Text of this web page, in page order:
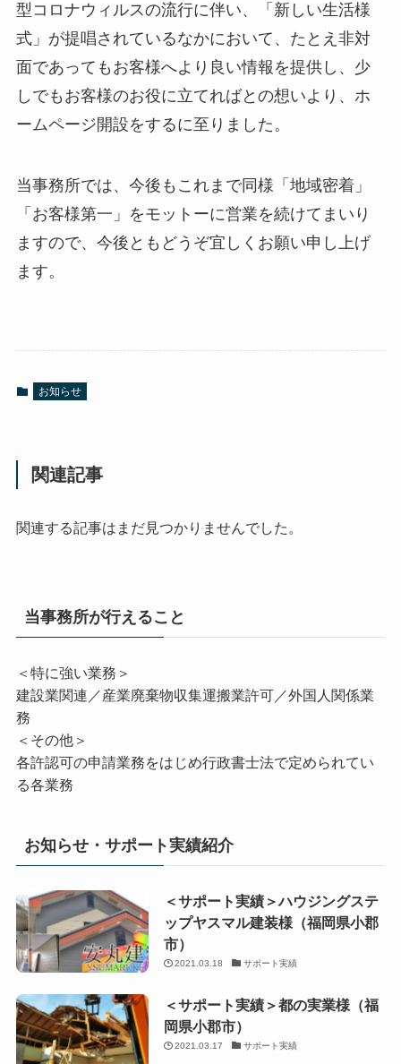
型コロナウィルスの流行に伴い、「新しい生活様
式」が提唱されているなかにおいて、たとえ非対
面であってもお客様へより良い情報を提供し、少
しでもお客様のお役に立てればとの想いより、ホ
ームページ開設をするに至りました。
当事務所では、今後もこれまで同様「地域密着」
「お客様第一」をモットーに営業を続けてまいり
ますので、今後ともどうぞ宜しくお願い申し上げ
ます。
お知らせ
関連記事
関連する記事はまだ見つかりませんでした。
当事務所が行えること
＜特に強い業務＞
建設業関連／産業廃棄物収集運搬業許可／外国人関係業
務
＜その他＞
各許認可の申請業務をはじめ行政書士法で定められてい
る各業務
お知らせ・サポート実績紹介
＜サポート実績＞ハウジングステ
ップヤスマル建装様（福岡県小郡
市）
2021.03.18 サポート実績
＜サポート実績＞都の実業様（福
岡県小郡市）
2021.03.17 サポート実績